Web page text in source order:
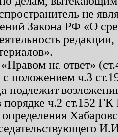
не
Закона РФ «О
«Правом на ответ»
с положением ч.3
подлежит
ч.2 ст.152